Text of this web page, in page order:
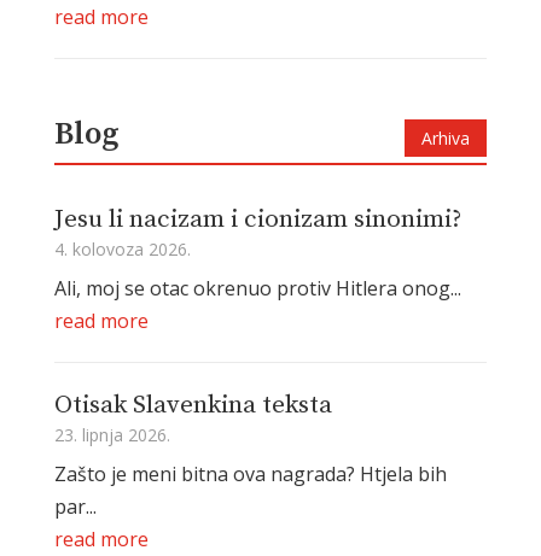
read more
Blog Arhiva
Jesu li nacizam i cionizam sinonimi?
4. kolovoza 2026.
Ali, moj se otac okrenuo protiv Hitlera onog...
read more
Otisak Slavenkina teksta
23. lipnja 2026.
Zašto je meni bitna ova nagrada? Htjela bih
par...
read more